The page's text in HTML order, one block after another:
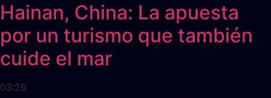
Hainan, China: La apuesta
por un turismo que también
cuide el mar
03:26